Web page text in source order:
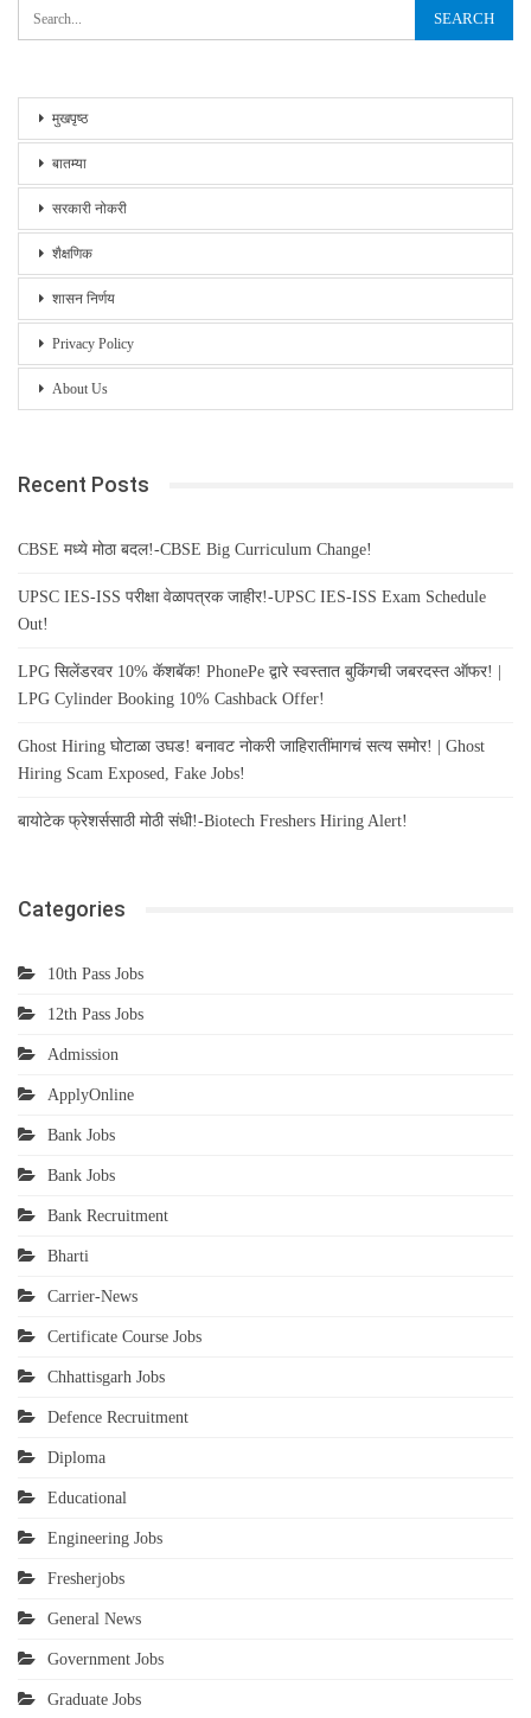
मुखपृष्ठ
बातम्या
सरकारी नोकरी
शैक्षणिक
शासन निर्णय
Privacy Policy
About Us
Recent Posts
CBSE मध्ये मोठा बदल!-CBSE Big Curriculum Change!
UPSC IES-ISS परीक्षा वेळापत्रक जाहीर!-UPSC IES-ISS Exam Schedule
Out!
LPG सिलेंडरवर 10% कॅशबॅक! PhonePe द्वारे स्वस्तात बुकिंगची जबरदस्त ऑफर! |
LPG Cylinder Booking 10% Cashback Offer!
Ghost Hiring घोटाळा उघड! बनावट नोकरी जाहिरातींमागचं सत्य समोर! | Ghost
Hiring Scam Exposed, Fake Jobs!
बायोटेक फ्रेशर्ससाठी मोठी संधी!-Biotech Freshers Hiring Alert!
Categories
10th Pass Jobs
12th Pass Jobs
Admission
ApplyOnline
Bank Jobs
Bank Jobs
Bank Recruitment
Bharti
Carrier-News
Certificate Course Jobs
Chhattisgarh Jobs
Defence Recruitment
Diploma
Educational
Engineering Jobs
Fresherjobs
General News
Government Jobs
Graduate Jobs